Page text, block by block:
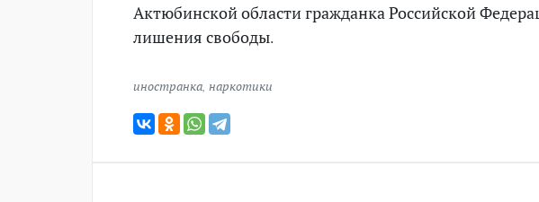
Актюбинской области гражданка Российской
лишения свободы.
иностранка наркотики